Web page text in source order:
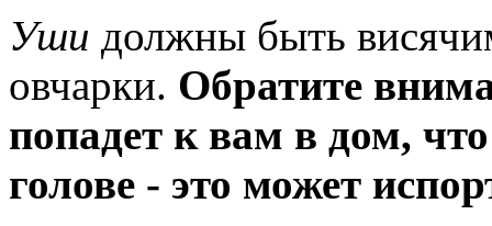
Уши должны быть
овчарки. Обратите
попадет к вам в дом,
голове - это может